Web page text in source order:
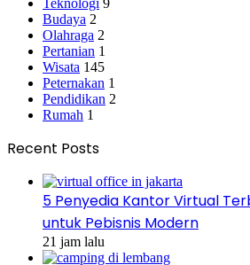
Budaya 2
Olahraga 2
Pertanian 1
Wisata 145
Peternakan 1
Pendidikan 2
Rumah 1
Recent Posts
5 Penyedia Kantor Virtual
untuk Pebisnis Modern
21 jam lalu